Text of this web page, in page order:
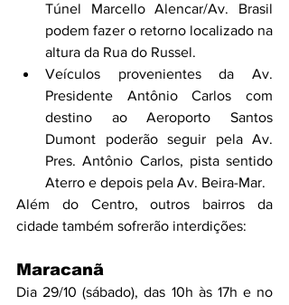
Túnel Marcello Alencar/Av. Brasil
podem fazer o retorno localizado na
altura da Rua do Russel.
Veículos provenientes da Av.
Presidente Antônio Carlos com
destino ao Aeroporto Santos
Dumont poderão seguir pela Av.
Pres. Antônio Carlos, pista sentido
Aterro e depois pela Av. Beira-Mar.
Além do Centro, outros bairros da
cidade também sofrerão interdições:
Maracanã
Dia 29/10 (sábado), das 10h às 17h e no